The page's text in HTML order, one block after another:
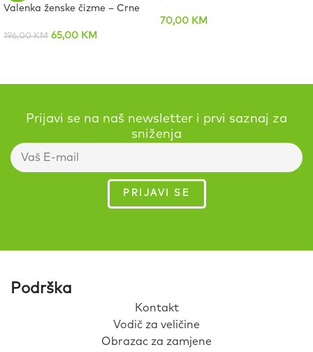
Valenka ženske čizme – Crne
196,00KM 65,00 KM
70,00 KM
Prijavi se na naš newsletter i prvi saznaj za
sniženja
Podrška
Kontakt
Vodič za veličine
Obrazac za zamjene